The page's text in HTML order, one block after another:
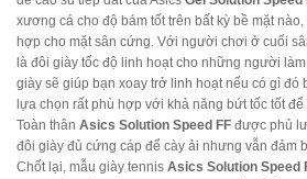
xương cá cho độ bám tốt trên bất kỳ bề mặt
hợp cho mặt sân cứng. Với người chơi ở cuối
là đôi giày tốc độ linh hoạt cho những người
giày sẽ giúp bạn xoay trở linh hoạt nếu có gì đó
lựa chọn rất phù hợp với khả năng bứt tốc tốt
Toàn thân Asics Solution Speed ​​FF được phủ
đôi giày đủ cứng cáp để cày ải nhưng vẫn đảm
Chốt lại, mẫu giày tennis Asics Solution Speed